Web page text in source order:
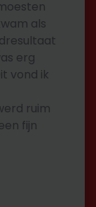
als
erg
vond ik
ruim
fijn